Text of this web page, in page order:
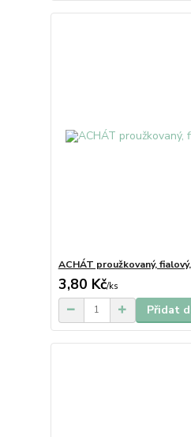
ACHÁT proužkovaný,
3,80 Kč/ks
Přidat